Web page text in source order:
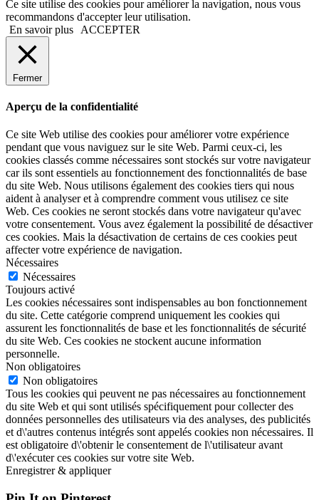
Ce site utilise des cookies pour améliorer la navigation, nous vous
recommandons d'accepter leur utilisation.
En savoir plus
ACCEPTER
Fermer
Aperçu de la confidentialité
Ce site Web utilise des cookies pour améliorer votre expérience
pendant que vous naviguez sur le site Web. Parmi ceux-ci, les
cookies classés comme nécessaires sont stockés sur votre navigateur
car ils sont essentiels au fonctionnement des fonctionnalités de base
du site Web. Nous utilisons également des cookies tiers qui nous
aident à analyser et à comprendre comment vous utilisez ce site
Web. Ces cookies ne seront stockés dans votre navigateur qu'avec
votre consentement. Vous avez également la possibilité de désactiver
ces cookies. Mais la désactivation de certains de ces cookies peut
affecter votre expérience de navigation.
Nécessaires
Nécessaires
Toujours activé
Les cookies nécessaires sont indispensables au bon fonctionnement
du site. Cette catégorie comprend uniquement les cookies qui
assurent les fonctionnalités de base et les fonctionnalités de sécurité
du site Web. Ces cookies ne stockent aucune information
personnelle.
Non obligatoires
Non obligatoires
Tous les cookies qui peuvent ne pas nécessaires au fonctionnement
du site Web et qui sont utilisés spécifiquement pour collecter des
données personnelles des utilisateurs via des analyses, des publicités
et d\'autres contenus intégrés sont appelés cookies non nécessaires. Il
est obligatoire d\'obtenir le consentement de l\'utilisateur avant
d\'exécuter ces cookies sur votre site Web.
Enregistrer & appliquer